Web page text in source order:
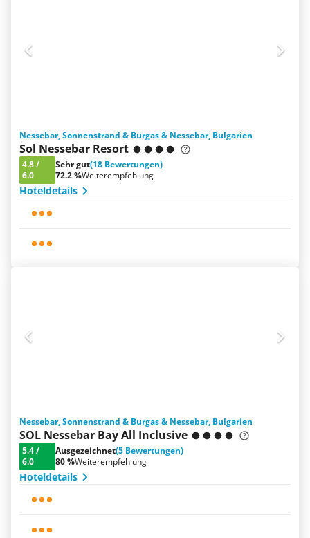
Nessebar, Sonnenstrand & Burgas & Nessebar, Bulgarien
Sol Nessebar Resort
4.8/
6.0
Sehr gut(18 Bewertungen)
72.2 %Weiterempfehlung
Hoteldetails
Nessebar, Sonnenstrand & Burgas & Nessebar, Bulgarien
SOL Nessebar Bay All Inclusive
5.4/
6.0
Ausgezeichnet(5 Bewertungen)
80 %Weiterempfehlung
Hoteldetails